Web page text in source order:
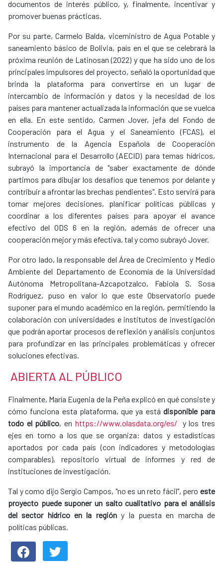
documentos de interés público, y, finalmente, incentivar y
promover buenas prácticas.
Por su parte, Carmelo Balda, viceministro de Agua Potable y
saneamiento básico de Bolivia, país en el que se celebrará la
próxima reunión de Latinosan (2022) y que ha sido uno de los
principales impulsores del proyecto, señaló la oportunidad que
brinda la plataforma para convertirse en un lugar de
intercambio de información y datos y la necesidad de los
países para mantener actualizada la información que se vuelca
en ella. En este sentido, Carmen Jover, jefa del Fondo de
Cooperación para el Agua y el Saneamiento (FCAS), el
instrumento de la Agencia Española de Cooperación
Internacional para el Desarrollo (AECID) para temas hídricos,
subrayó la importancia de "saber exactamente de dónde
partimos para dibujar los desafíos que tenemos por delante y
contribuir a afrontar las brechas pendientes". Esto servirá para
tomar mejores decisiones, planificar políticas públicas y
coordinar a los diferentes países para apoyar el avance
efectivo del ODS 6 en la región, además de ofrecer una
cooperación mejor y más efectiva, tal y como subrayó Jover.
Por otro lado, la responsable del Área de Crecimiento y Medio
Ambiente del Departamento de Economía de la Universidad
Autónoma Metropolitana-Azcapotzalco, Fabiola S. Sosa
Rodríguez, puso en valor lo que este Observatorio puede
suponer para el mundo académico en la región, permitiendo la
colaboración con universidades e institutos de investigación
que podrán aportar procesos de reflexión y análisis conjuntos
para profundizar en las principales problemáticas y ofrecer
soluciones efectivas.
ABIERTA AL PÚBLICO
Finalmente, María Eugenia de la Peña explicó en qué consiste y
cómo funciona esta plataforma, que ya está disponible para
todo el público, en https://www.olasdata.org/es/ y los tres
ejes en torno a los que se organiza: datos y estadísticas
aportados por cada país (con indicadores y metodologías
comparables), repositorio virtual de informes y red de
instituciones de investigación.
Tal y como dijo Sergio Campos, "no es un reto fácil", pero este
proyecto puede suponer un salto cualitativo para el análisis
del sector hídrico en la regióny la puesta en marcha de
políticas públicas.